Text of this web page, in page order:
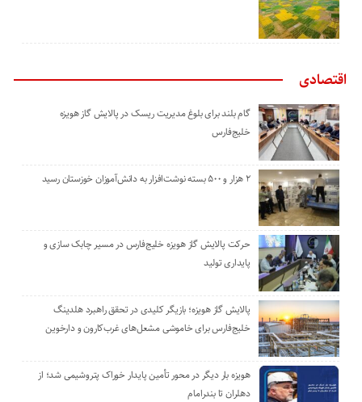
اقتصادی
گام بلند برای بلوغ مدیریت ریسک در پالایش گاز هویزه
خلیج‌فارس
۲ هزار و ۵۰۰ بسته نوشت‌افزار به دانش‌آموزان خوزستان رسید
حرکت پالایش گاز هویزه خلیج‌فارس در مسیر چابک سازی و
پایداری تولید
پالایش گاز هویزه؛ بازیگر کلیدی در تحقق راهبرد هلدینگ
خلیج‌فارس برای خاموشی مشعل‌های غرب‌کارون و دارخوین
هویزه بار دیگر در محور تأمین پایدار خوراک پتروشیمی شد؛ از
دهلران تا بندرامام